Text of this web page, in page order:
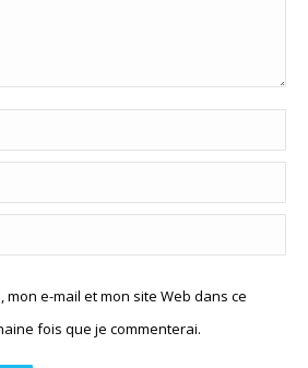
mon e-mail et mon site Web dans ce
fois que je commenterai.